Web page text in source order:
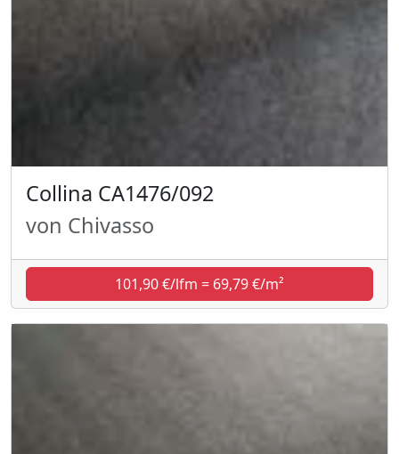
Collina CA1476/092
von Chivasso
101,90 €/lfm = 69,79 €/m²